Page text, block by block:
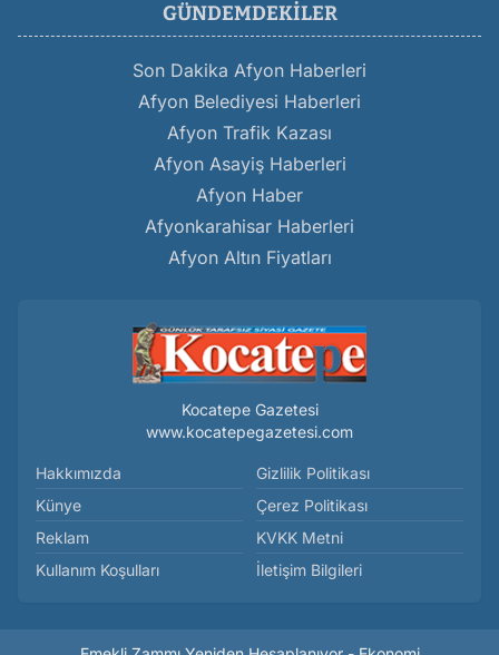
GÜNDEMDEKILER
Son Dakika Afyon Haberleri
Afyon Belediyesi Haberleri
Afyon Trafik Kazası
Afyon Asayiş Haberleri
Afyon Haber
Afyonkarahisar Haberleri
Afyon Altın Fiyatları
Kocatepe Gazetesi
www.kocatepegazetesi.com
Hakkımızda
Künye
Reklam
Kullanım Koşulları
Gizlilik Politikası
Çerez Politikası
KVKK Metni
İletişim Bilgileri